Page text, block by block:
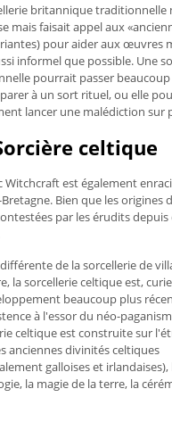
britannique traditionnelle
mais faisait appel aux
pour aider aux œuvres
informel que possible. Une
pourrait passer
à un sort rituel, ou elle
lancer une malédiction sur
celtique
Witchcraft est également
Bien que les origines
par les érudits depuis
de la sorcellerie de
la sorcellerie celtique est,
beaucoup plus
à l'essor du néo-
celtique est construite sur
anciennes divinités celtiques
galloises et irlandaises),
la magie de la terre, la